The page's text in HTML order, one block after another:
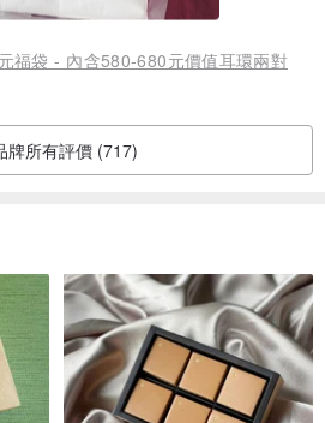
福袋 - 內含580-680元價值耳環兩對
牌所有評價 (717)